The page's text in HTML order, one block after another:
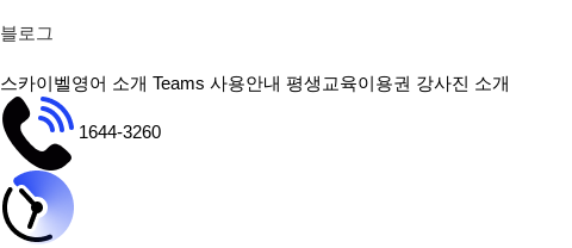
블로그
스카이벨영어 소개 Teams 사용안내 평생교육이용권 강사진 소개
1644-3260